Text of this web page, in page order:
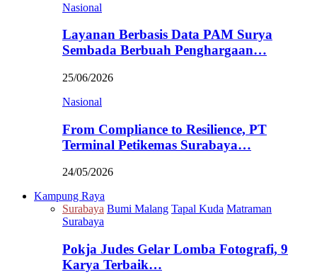
Nasional
Layanan Berbasis Data PAM Surya
Sembada Berbuah Penghargaan…
25/06/2026
Nasional
From Compliance to Resilience, PT
Terminal Petikemas Surabaya…
24/05/2026
Kampung Raya
Surabaya Bumi Malang Tapal Kuda Matraman
Surabaya
Pokja Judes Gelar Lomba Fotografi, 9
Karya Terbaik…